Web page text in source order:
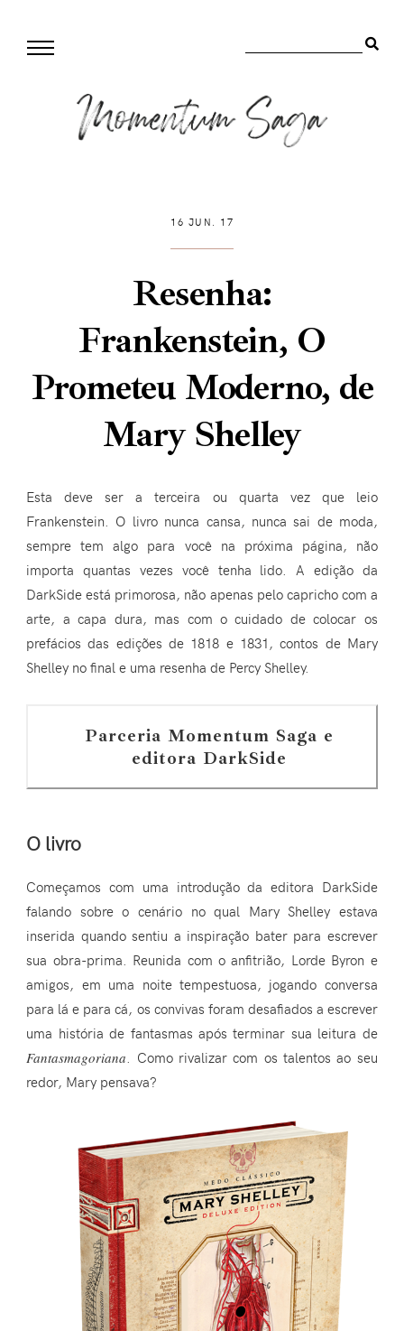
16 JUN. 17
Resenha:
Frankenstein, O
Prometeu Moderno, de
Mary Shelley
Esta deve ser a terceira ou quarta vez que leio
Frankenstein. O livro nunca cansa, nunca sai de moda,
sempre tem algo para você na próxima página, não
importa quantas vezes você tenha lido. A edição da
DarkSide está primorosa, não apenas pelo capricho com a
arte, a capa dura, mas com o cuidado de colocar os
prefácios das edições de 1818 e 1831, contos de Mary
Shelley no final e uma resenha de Percy Shelley.
Parceria Momentum Saga e
editora DarkSide
O livro
Começamos com uma introdução da editora DarkSide
falando sobre o cenário no qual Mary Shelley estava
inserida quando sentiu a inspiração bater para escrever
sua obra-prima. Reunida com o anfitrião, Lorde Byron e
amigos, em uma noite tempestuosa, jogando conversa
para lá e para cá, os convivas foram desafiados a escrever
uma história de fantasmas após terminar sua leitura de
Fantasmagoriana . Como rivalizar com os talentos ao seu
redor, Mary pensava?